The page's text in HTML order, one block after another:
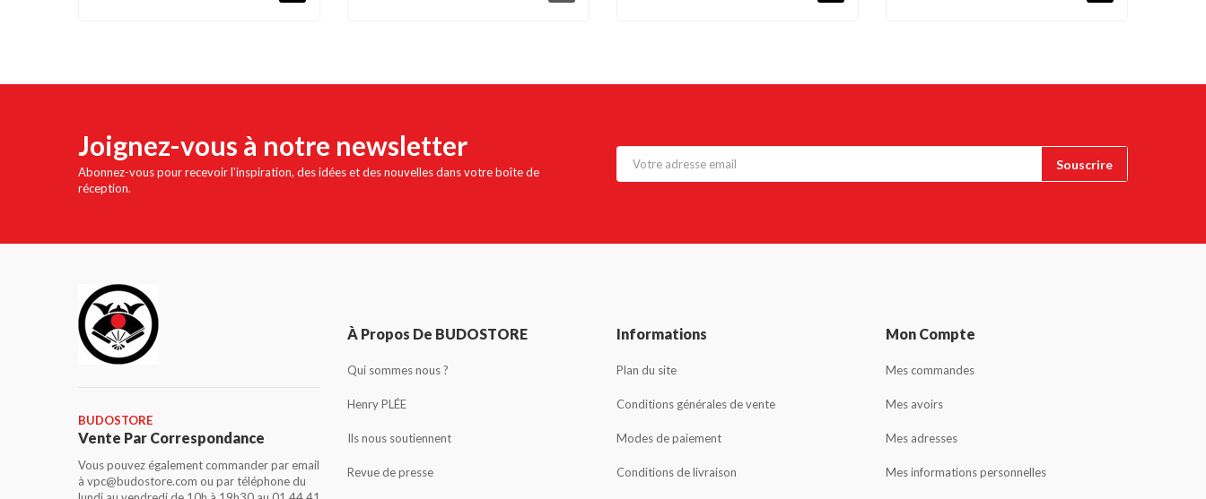
Joignez-vous à notre newsletter
Abonnez-vous pour recevoir l'inspiration, des idées et des nouvelles dans votre boîte de
réception.
BUDOSTORE
Vente Par Correspondance
Vous pouvez également commander par email
à vpc@budostore.com ou par téléphone du
À Propos De BUDOSTORE
Qui sommes nous ?
Henry PLÉE
Ils nous soutiennent
Revue de presse
Informations
Plan du site
Conditions générales de vente
Modes de paiement
Conditions de livraison
Mon Compte
Mes commandes
Mes avoirs
Mes adresses
Mes informations personnelles